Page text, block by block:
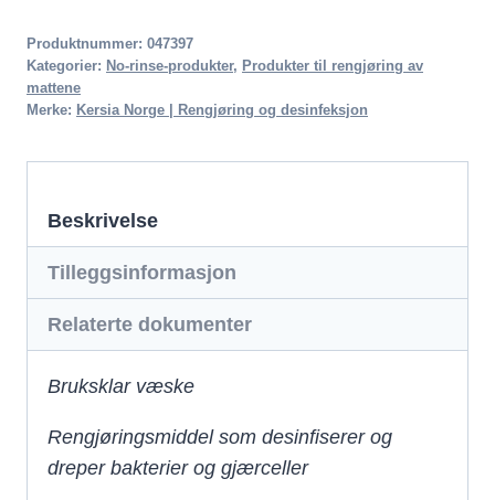
Produktnummer: 047397
Kategorier: No-rinse-produkter, Produkter til rengjøring av
mattene
Merke: Kersia Norge | Rengjøring og desinfeksjon
Beskrivelse
Tilleggsinformasjon
Relaterte dokumenter
Bruksklar væske
Rengjøringsmiddel som desinfiserer og
dreper bakterier og gjærceller